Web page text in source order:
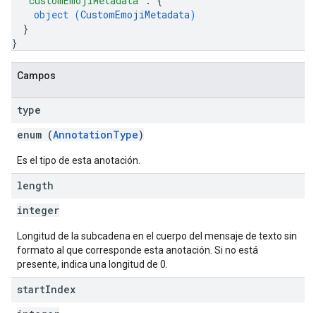
object (CustomEmojiMetadata)
}
}
Campos
type
enum (AnnotationType)
Es el tipo de esta anotación.
length
integer
Longitud de la subcadena en el cuerpo del mensaje de texto sin
formato al que corresponde esta anotación. Si no está
presente, indica una longitud de 0.
startIndex